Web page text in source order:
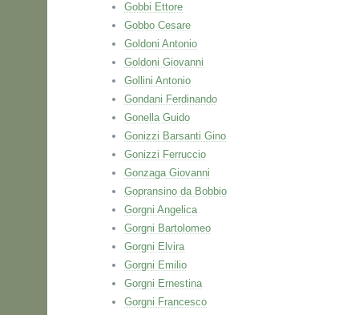
Gobbi Ettore
Gobbo Cesare
Goldoni Antonio
Goldoni Giovanni
Gollini Antonio
Gondani Ferdinando
Gonella Guido
Gonizzi Barsanti Gino
Gonizzi Ferruccio
Gonzaga Giovanni
Gopransino da Bobbio
Gorgni Angelica
Gorgni Bartolomeo
Gorgni Elvira
Gorgni Emilio
Gorgni Ernestina
Gorgni Francesco